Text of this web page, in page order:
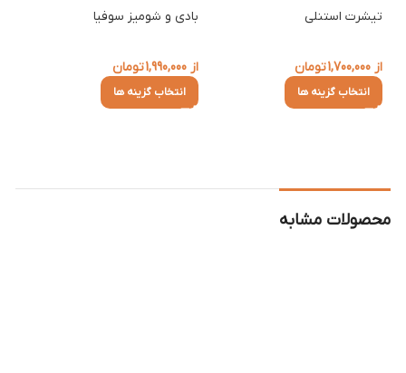
تیشرت استنلی
از 1,700,000تومان
انتخاب گزینه ها
بادی و شومیز سوفیا
از 1,990,000تومان
انتخاب گزینه ها
محصولات مشابه